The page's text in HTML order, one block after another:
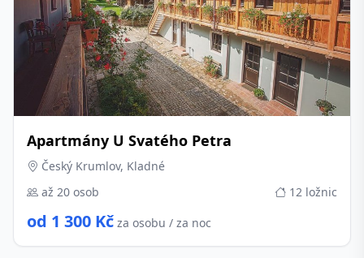
Apartmány U Svatého Petra
Český Krumlov, Kladné
až 20 osob
12 ložnic
od 1 300 Kč za osobu / za noc